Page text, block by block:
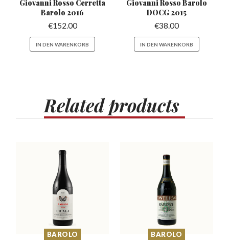
Giovanni Rosso Cerretta
Barolo 2016
€152.00
IN DEN WARENKORB
Giovanni Rosso Barolo
DOCG 2015
€38.00
IN DEN WARENKORB
Relatedproducts
BAROLO BAROLO